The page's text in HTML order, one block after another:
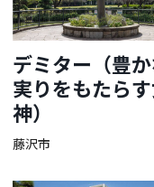
デミター（豊
実りをもたら
神）
藤沢市